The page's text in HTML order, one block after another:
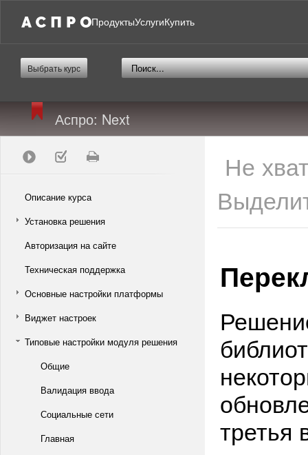
ПродуктыУслугиКупить
Выбрать курс
Аспро: Next
Описание курса
Установка решения
Авторизация на сайте
Техническая поддержка
Основные настройки платформы
Виджет настроек
Типовые настройки модуля решения
Общие
Валидация ввода
Социальные сети
Главная
Не
третья